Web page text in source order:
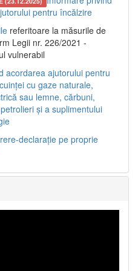
pentru încălzire
referitoare la măsurile de
Legii nr. 226/2021 -
vulnerabil
acordarea ajutorului pentru
cu gaze naturale,
sau lemne, cărbuni,
și a suplimentului
declarație pe proprie